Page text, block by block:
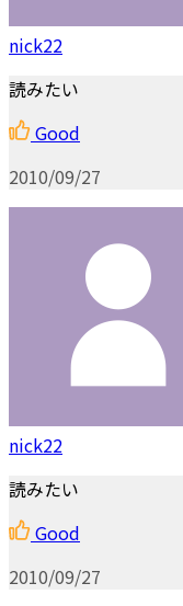
nick22
読みたい
Good
2010/09/27
nick22
読みたい
Good
2010/09/27